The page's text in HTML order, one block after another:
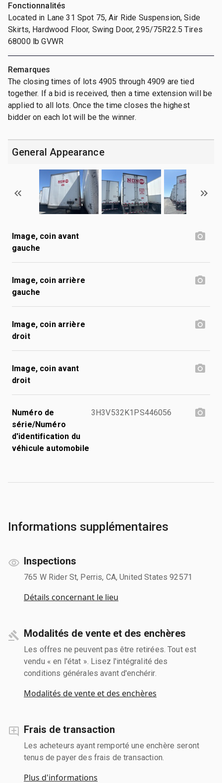
Fonctionnalités
Located in Lane 31 Spot 75, Air Ride Suspension, Side
Skirts, Hardwood Floor, Swing Door, 295/75R22.5 Tires
68000 lb GVWR
Remarques
The closing times of lots 4905 through 4909 are tied
together. If a bid is received, then a time extension will be
applied to all lots. Once the time closes the highest
bidder on each lot will be the winner.
General Appearance
Image, coin avant
gauche
Image, coin arrière
gauche
Image, coin arrière
droit
Image, coin avant
droit
Numéro de
série/Numéro
d'identification du
véhicule automobile
3H3V532K1PS446056
Informations supplémentaires
Inspections
765 W Rider St, Perris, CA, United States 92571
Détails concernant le lieu
Modalités de vente et des enchères
Les offres ne peuvent pas être retirées. Tout est
vendu « en l'état ». Lisez l'intégralité des
conditions générales avant d'enchérir.
Modalités de vente et des enchères
Frais de transaction
Les acheteurs ayant remporté une enchère seront
tenus de payer des frais de transaction.
Plus d'informations